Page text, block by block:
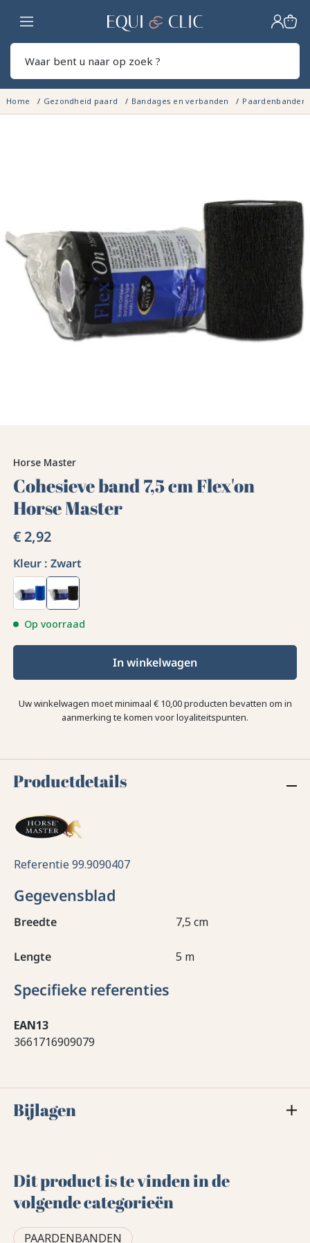
Home
Home Gezondheid paard Bandages en verbanden Paardenbanden
Horse Master
Cohesieve band 7,5 cm Flex'on
Horse Master
€ 2,92
Kleur : Zwart
Op voorraad
In winkelwagen
Uw winkelwagen moet minimaal € 10,00 producten bevatten om in
aanmerking te komen voor loyaliteitspunten.
Productdetails
Referentie99.9090407
Gegevensblad
Breedte 7,5 cm
Lengte 5 m
Specifieke referenties
EAN13
3661716909079
Bijlagen
Dit product is te vinden in de
volgende categorieën
PAARDENBANDEN